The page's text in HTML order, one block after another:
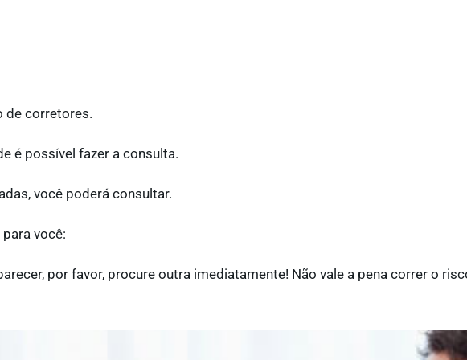
de corretores.
é possível fazer a consulta.
você poderá consultar.
você:
por favor, procure outra imediatamente! Não vale a pena correr o